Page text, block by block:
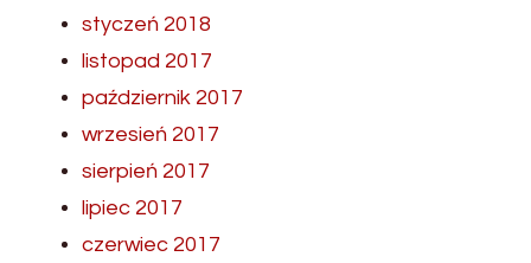
styczeń 2018
listopad 2017
październik 2017
wrzesień 2017
sierpień 2017
lipiec 2017
czerwiec 2017